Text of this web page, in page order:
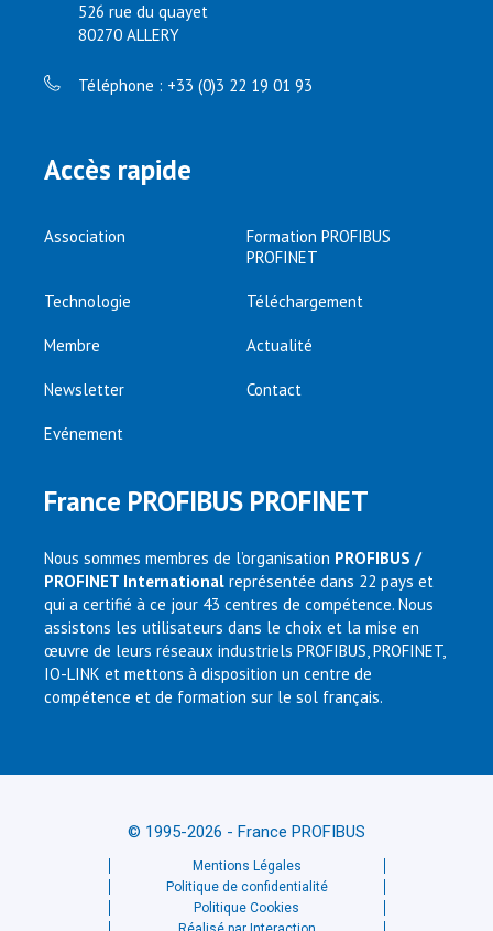
526 rue du quayet
80270 ALLERY
Téléphone : +33 (0)3 22 19 01 93
Accès rapide
Association
Formation PROFIBUS
PROFINET
Technologie Téléchargement
Membre Actualité
Newsletter Contact
Evénement
France PROFIBUS PROFINET
Nous sommes membres de l’organisation PROFIBUS /
PROFINET International représentée dans 22 pays et
qui a certifié à ce jour 43 centres de compétence. Nous
assistons les utilisateurs dans le choix et la mise en
œuvre de leurs réseaux industriels PROFIBUS, PROFINET,
IO-LINK et mettons à disposition un centre de
compétence et de formation sur le sol français.
© 1995-2026 - France PROFIBUS
Mentions Légales
Politique de confidentialité
Politique Cookies